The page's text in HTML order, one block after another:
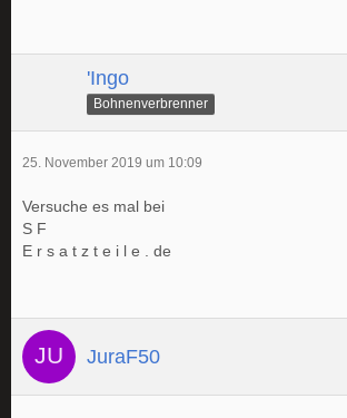
'Ingo
Bohnenverbrenner
25. November 2019 um 10:09
Versuche es mal bei
S F
E r s a t z t e i l e . de
JuraF50